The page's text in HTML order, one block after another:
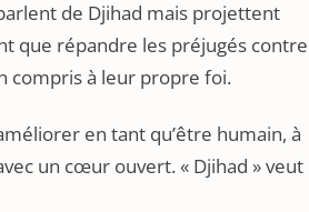
de Djihad mais projettent
que répandre les préjugés contre
compris à leur propre foi.
en tant qu’être humain, à
un cœur ouvert. « Djihad » veut